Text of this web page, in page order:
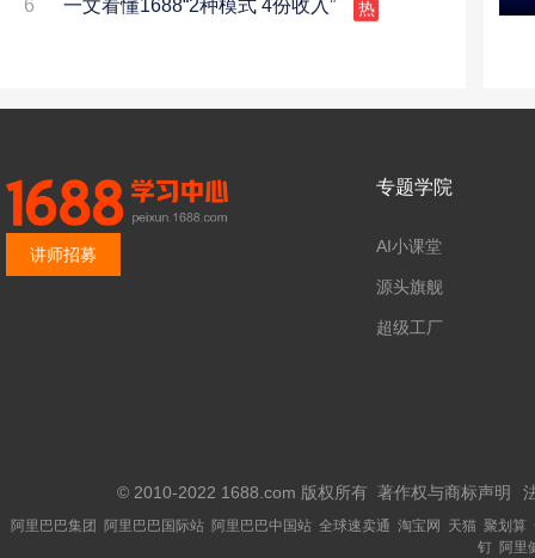
6 一文看懂1688“2种模式 4份收入”
讲师招募
专题学院
AI小课堂
源头旗舰
超级工厂
© 2010-2022 1688.com 版权所有 著作权与商标声明
阿里巴巴集团 阿里巴巴国际站 阿里巴巴中国站 全球速卖通 淘宝网 天猫 聚划算
钉 阿里